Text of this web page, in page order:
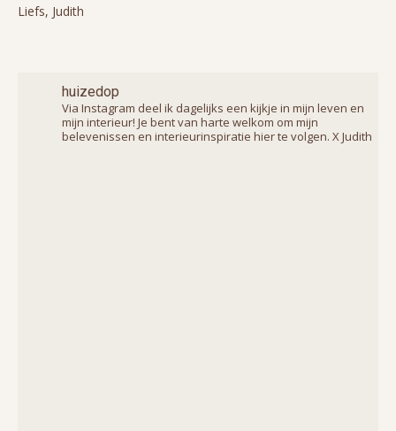
Liefs, Judith
huizedop
Via Instagram deel ik dagelijks een kijkje in mijn leven en
mijn interieur! Je bent van harte welkom om mijn
belevenissen en interieurinspiratie hier te volgen. X Judith